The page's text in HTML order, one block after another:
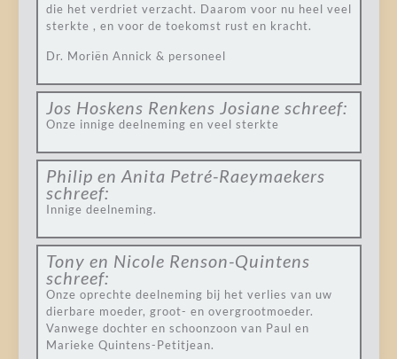
die het verdriet verzacht. Daarom voor nu heel veel
sterkte , en voor de toekomst rust en kracht.
Dr. Moriën Annick & personeel
Jos Hoskens Renkens Josiane schreef:
Onze innige deelneming en veel sterkte
Philip en Anita Petré-Raeymaekers
schreef:
Innige deelneming.
Tony en Nicole Renson-Quintens
schreef:
Onze oprechte deelneming bij het verlies van uw
dierbare moeder, groot- en overgrootmoeder.
Vanwege dochter en schoonzoon van Paul en
Marieke Quintens-Petitjean.